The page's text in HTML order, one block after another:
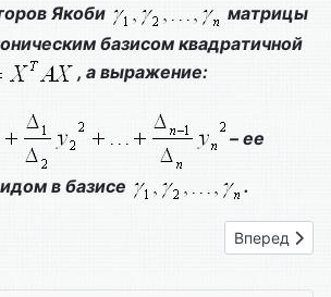
Якоби
матрицы
базисом квадратичной
, а выражение:
– ее
в базисе .
12. Квадратичные формыСледующий:
Вперед